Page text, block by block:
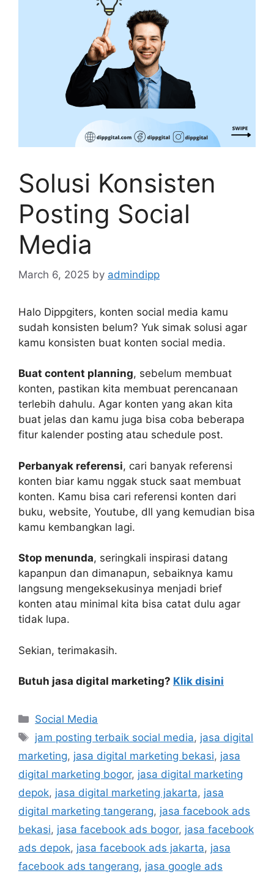
Solusi Konsisten
Posting Social
Media
March 6, 2025 by admindipp
Halo Dippgiters, konten social media kamu
sudah konsisten belum? Yuk simak solusi agar
kamu konsisten buat konten social media.
Buat content planning, sebelum membuat
konten, pastikan kita membuat perencanaan
terlebih dahulu. Agar konten yang akan kita
buat jelas dan kamu juga bisa coba beberapa
fitur kalender posting atau schedule post.
Perbanyak referensi, cari banyak referensi
konten biar kamu nggak stuck saat membuat
konten. Kamu bisa cari referensi konten dari
buku, website, Youtube, dll yang kemudian bisa
kamu kembangkan lagi.
Stop menunda, seringkali inspirasi datang
kapanpun dan dimanapun, sebaiknya kamu
langsung mengeksekusinya menjadi brief
konten atau minimal kita bisa catat dulu agar
tidak lupa.
Sekian, terimakasih.
Butuh jasa digital marketing? Klik disini
Social Media
jam posting terbaik social media, jasa digital
marketing, jasa digital marketing bekasi, jasa
digital marketing bogor, jasa digital marketing
depok, jasa digital marketing jakarta, jasa
digital marketing tangerang, jasa facebook ads
bekasi, jasa facebook ads bogor, jasa facebook
ads depok, jasa facebook ads jakarta, jasa
facebook ads tangerang, jasa google ads